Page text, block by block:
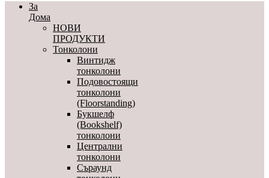
За
Дома
НОВИ
ПРОДУКТИ
Тонколони
Винтидж
тонколони
Подовостоящи
тонколони
(Floorstanding)
Букшелф
(Bookshelf)
тонколони
Централни
тонколони
Съраунд